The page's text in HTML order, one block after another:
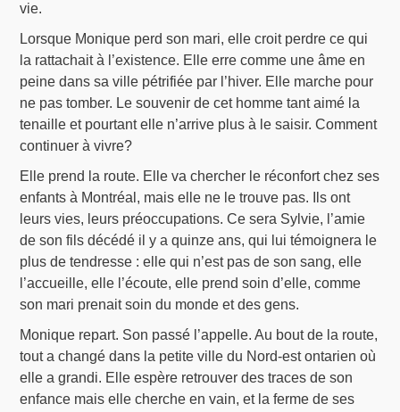
vie.
Lorsque Monique perd son mari, elle croit perdre ce qui
la rattachait à l’existence. Elle erre comme une âme en
peine dans sa ville pétrifiée par l’hiver. Elle marche pour
ne pas tomber. Le souvenir de cet homme tant aimé la
tenaille et pourtant elle n’arrive plus à le saisir. Comment
continuer à vivre?
Elle prend la route. Elle va chercher le réconfort chez ses
enfants à Montréal, mais elle ne le trouve pas. Ils ont
leurs vies, leurs préoccupations. Ce sera Sylvie, l’amie
de son fils décédé il y a quinze ans, qui lui témoignera le
plus de tendresse : elle qui n’est pas de son sang, elle
l’accueille, elle l’écoute, elle prend soin d’elle, comme
son mari prenait soin du monde et des gens.
Monique repart. Son passé l’appelle. Au bout de la route,
tout a changé dans la petite ville du Nord-est ontarien où
elle a grandi. Elle espère retrouver des traces de son
enfance mais elle cherche en vain, et la ferme de ses